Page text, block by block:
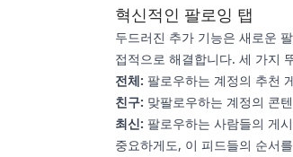
혁신적인 팔로잉 탭
두드러진 추가 기능은 새로운
접적으로 해결합니다. 세 가지
전체: 팔로우하는 계정의 추천
친구: 맞팔로우하는 계정의 콘
최신: 팔로우하는 사람들의 게
중요하게도, 이 피드들의 순서